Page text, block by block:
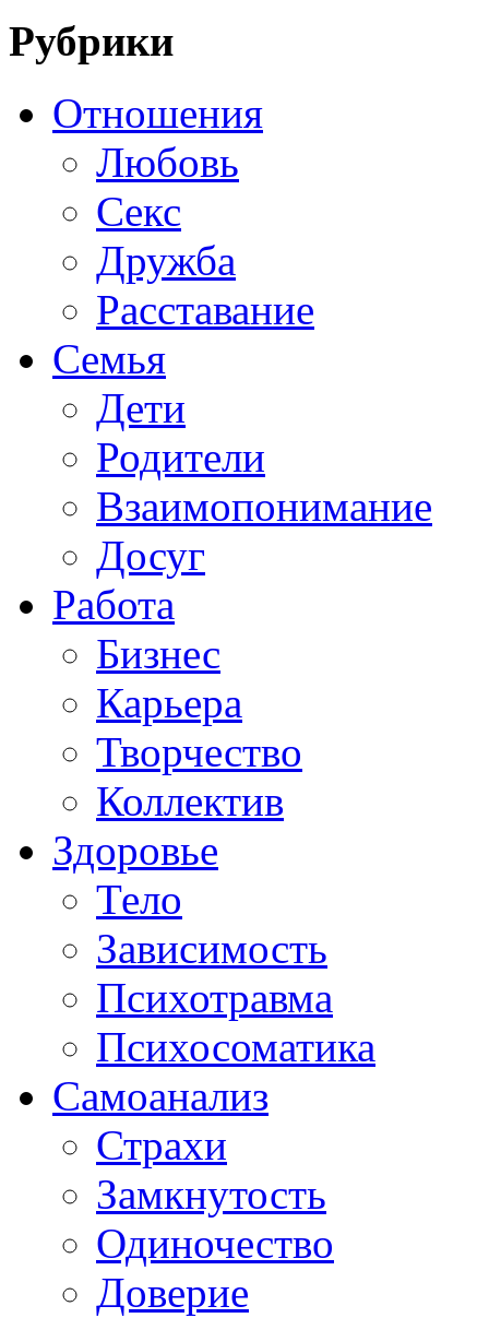
Рубрики
Отношения
Любовь
Секс
Дружба
Расставание
Семья
Дети
Родители
Взаимопонимание
Досуг
Работа
Бизнес
Карьера
Творчество
Коллектив
Здоровье
Тело
Зависимость
Психотравма
Психосоматика
Самоанализ
Страхи
Замкнутость
Одиночество
Доверие